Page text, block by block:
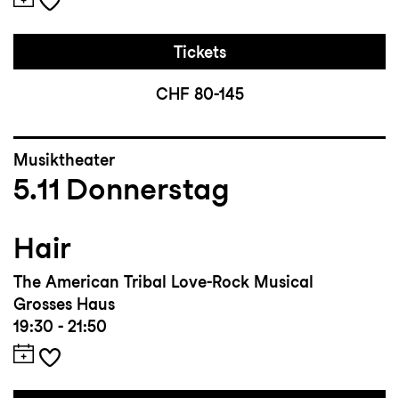
Tickets
CHF 80-145
Musiktheater
5.11 Donnerstag
Hair
The American Tribal Love-Rock Musical
Grosses Haus
19:30 - 21:50